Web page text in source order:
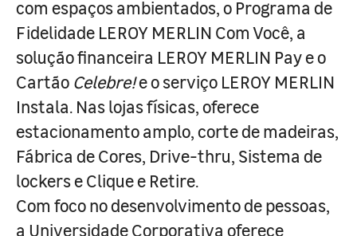
com espaços ambientados, o Programa de
Fidelidade LEROY MERLIN Com Você, a
solução financeira LEROY MERLIN Pay e o
Cartão Celebre!e o serviço LEROY MERLIN
Instala. Nas lojas físicas, oferece
estacionamento amplo, corte de madeiras,
Fábrica de Cores, Drive-thru, Sistema de
lockers e Clique e Retire.
Com foco no desenvolvimento de pessoas,
a Universidade Corporativa oferece